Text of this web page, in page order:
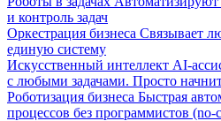
и контроль задач
Оркестрация бизнеса Связывает
единую систему
Искусственный интеллект AI-
с любыми задачами. Просто
Роботизация бизнеса Быстрая
процессов без программистов (no-